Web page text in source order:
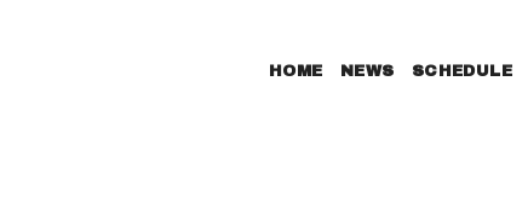
HOME NEWS SCHEDULE